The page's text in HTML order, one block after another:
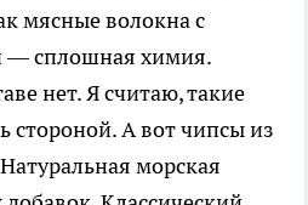
мясные волокна с
— сплошная химия.
нет. Я считаю, такие
стороной. А вот чипсы из
морская